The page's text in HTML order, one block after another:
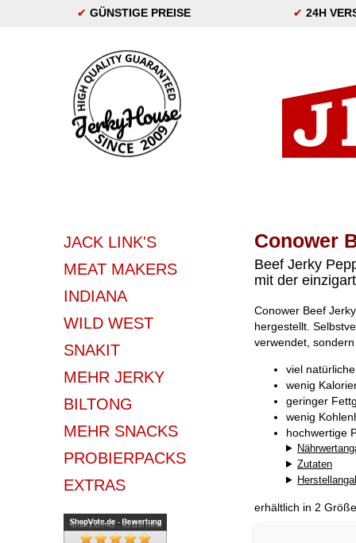
✔ GÜNSTIGE PREISE ✔ 24H
JACK LINK'S
MEAT MAKERS
INDIANA
WILD WEST
SNAKIT
MEHR JERKY
BILTONG
MEHR SNACKS
PROBIERPACKS
EXTRAS
Conower
Beef Jerky
mit der
Conower Beef
hergestellt.
verwendet,
viel
wenig
geringer
wenig
hochwertige
Zutaten
erhältlich in 2